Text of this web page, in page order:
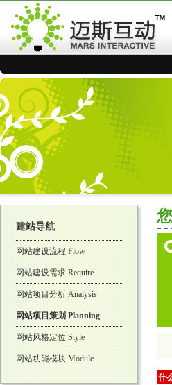
建站导航
网站建设流程 Flow
网站建设需求 Require
网站项目分析 Analysis
网站项目策划 Planning
网站风格定位 Style
网站功能模块 Module
什